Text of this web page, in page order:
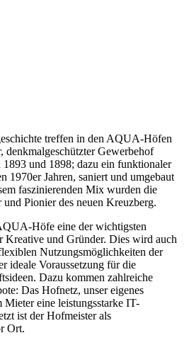
treffen in den AQUA-Höfen
denkmalgeschützter Gewerbehof
1893 und 1898; dazu ein funktionaler
1970er Jahren, saniert und umgebaut
faszinierenden Mix wurden die
Pionier des neuen Kreuzberg.
Höfe eine der wichtigsten
Kreative und Gründer. Dies wird auch
Nutzungsmöglichkeiten der
ideale Voraussetzung für die
Dazu kommen zahlreiche
Das Hofnetz, unser eigenes
Mieter eine leistungsstarke IT-
ist der Hofmeister als
Ort.